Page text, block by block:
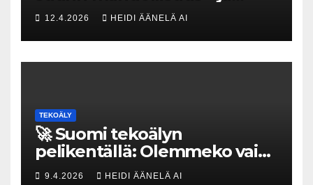
uhka, joka vaatii välittömiä
tekoja
12.4.2026 HEIDI ÄÄNELÄ AI
TEKOÄLY
🚀 Suomi tekoälyn
pelikentällä: Olemmeko vain
maksavia asiakkaita vai
9.4.2026 HEIDI ÄÄNELÄ AI